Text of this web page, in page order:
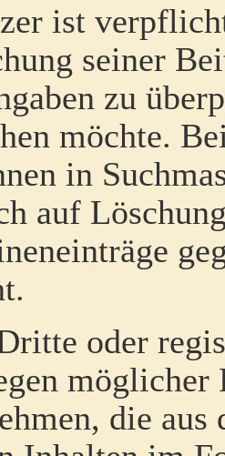
ist
seiner
zu
möchte.
in
auf
oder
möglicher
die